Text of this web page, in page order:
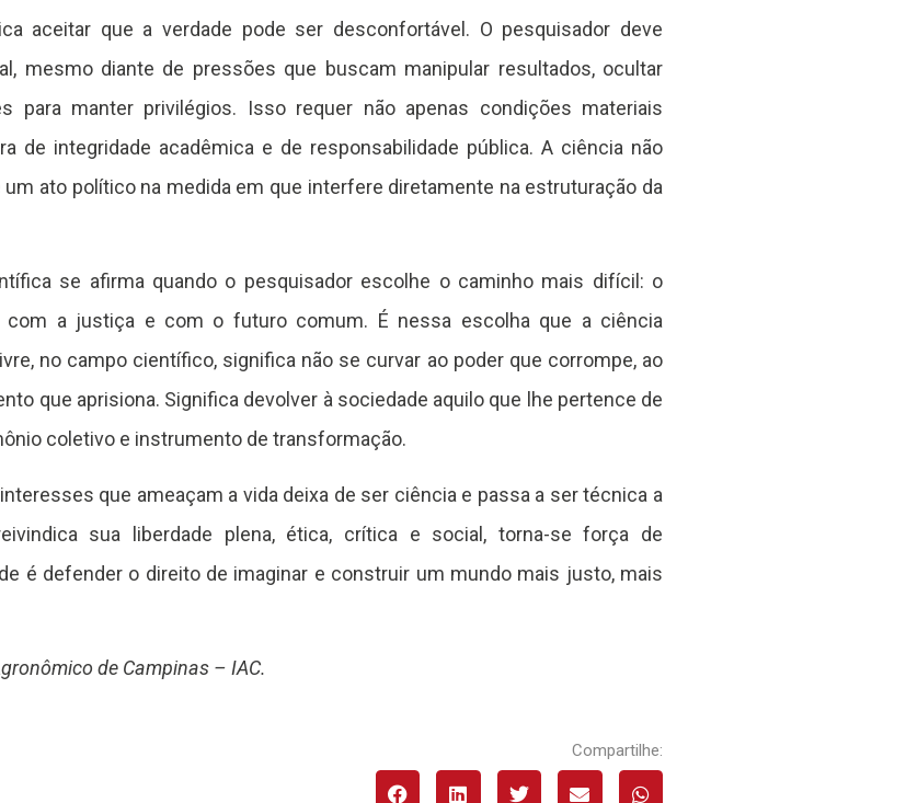
aceitar que a verdade pode ser desconfortável. O pesquisador deve
mesmo diante de pressões que buscam manipular resultados, ocultar
para manter privilégios. Isso requer não apenas condições materiais
de integridade acadêmica e de responsabilidade pública. A ciência não
ato político na medida em que interfere diretamente na estruturação da
se afirma quando o pesquisador escolhe o caminho mais difícil: o
com a justiça e com o futuro comum. É nessa escolha que a ciência
no campo científico, significa não se curvar ao poder que corrompe, ao
que aprisiona. Significa devolver à sociedade aquilo que lhe pertence de
coletivo e instrumento de transformação.
que ameaçam a vida deixa de ser ciência e passa a ser técnica a
sua liberdade plena, ética, crítica e social, torna-se força de
é defender o direito de imaginar e construir um mundo mais justo, mais
de Campinas – IAC.
Compartilhe: